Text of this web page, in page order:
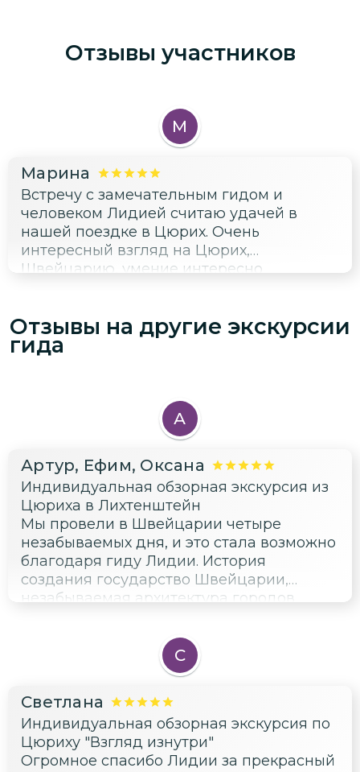
Отзывы участников
М
Марина
Встречу с замечательным гидом и
человеком Лидией считаю удачей в
нашей поездке в Цюрих. Очень
интересный взгляд на Цюрих,
Швейцарию, умение интересно
провели в ее обществе, только один
день. Но даже за это время Лидия смогла
очень много нам показать, оперативно
Обязательно буду рекомендовать ее
своим друзьям и знакомым. И, если нам
доведется побывать в Цюрихе, то
Отзывы на другие экскурсии
гида
А
Артур, Ефим, Оксана
Индивидуальная обзорная экскурсия из
Цюриха в Лихтенштейн
Мы провели в Швейцарии четыре
незабываемых дня, и это стала возможно
благодаря гиду Лидии. История
создания государство Швейцарии,
незабываемая архитектура городов
Лихтенштейн и Штайн-на-Рейне,
необыкновенной красоты природа, все
это было профессионально показано в
посещение музеев, церквей,
оригинальных ресторанчиков, и так же
запомнился ресторан, где нам подали
оригинально приготовленную щуку.
С
Светлана
Индивидуальная обзорная экскурсия по
Цюриху "Взгляд изнутри"
Огромное спасибо Лидии за прекрасный